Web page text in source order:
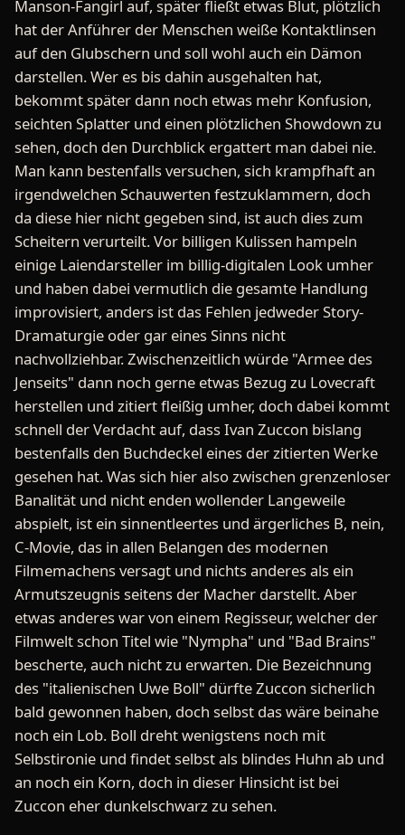
Manson-Fangirl auf, später fließt etwas Blut, plötzlich
hat der Anführer der Menschen weiße Kontaktlinsen
auf den Glubschern und soll wohl auch ein Dämon
darstellen. Wer es bis dahin ausgehalten hat,
bekommt später dann noch etwas mehr Konfusion,
seichten Splatter und einen plötzlichen Showdown zu
sehen, doch den Durchblick ergattert man dabei nie.
Man kann bestenfalls versuchen, sich krampfhaft an
irgendwelchen Schauwerten festzuklammern, doch
da diese hier nicht gegeben sind, ist auch dies zum
Scheitern verurteilt. Vor billigen Kulissen hampeln
einige Laiendarsteller im billig-digitalen Look umher
und haben dabei vermutlich die gesamte Handlung
improvisiert, anders ist das Fehlen jedweder Story-
Dramaturgie oder gar eines Sinns nicht
nachvollziehbar. Zwischenzeitlich würde "Armee des
Jenseits" dann noch gerne etwas Bezug zu Lovecraft
herstellen und zitiert fleißig umher, doch dabei kommt
schnell der Verdacht auf, dass Ivan Zuccon bislang
bestenfalls den Buchdeckel eines der zitierten Werke
gesehen hat. Was sich hier also zwischen grenzenloser
Banalität und nicht enden wollender Langeweile
abspielt, ist ein sinnentleertes und ärgerliches B, nein,
C-Movie, das in allen Belangen des modernen
Filmemachens versagt und nichts anderes als ein
Armutszeugnis seitens der Macher darstellt. Aber
etwas anderes war von einem Regisseur, welcher der
Filmwelt schon Titel wie "Nympha" und "Bad Brains"
bescherte, auch nicht zu erwarten. Die Bezeichnung
des "italienischen Uwe Boll" dürfte Zuccon sicherlich
bald gewonnen haben, doch selbst das wäre beinahe
noch ein Lob. Boll dreht wenigstens noch mit
Selbstironie und findet selbst als blindes Huhn ab und
an noch ein Korn, doch in dieser Hinsicht ist bei
Zuccon eher dunkelschwarz zu sehen.